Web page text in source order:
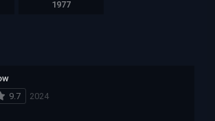
1977
9.7
2024